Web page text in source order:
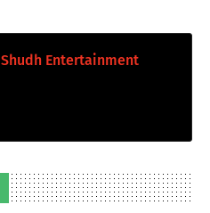
Shudh Entertainment